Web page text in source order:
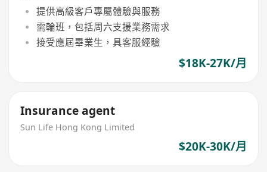
提供高級客戶專屬體驗與服務
需輪班，包括周六支援業務需求
接受應屆畢業生，具客服經驗
$18K-27K/月
Insurance agent
Sun Life Hong Kong Limited
$20K-30K/月